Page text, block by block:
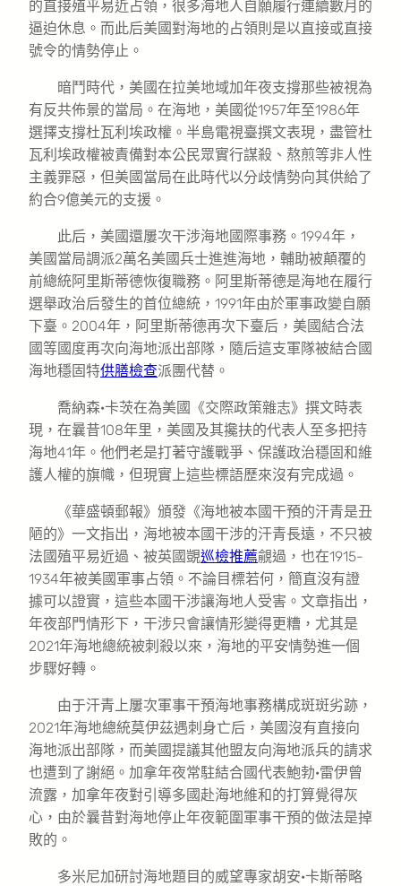
的直接殖平易近占領，很多海地人自願履行連續數月的
逼迫休息。而此后美國對海地的占領則是以直接或直接
號令的情勢停止。
暗鬥時代，美國在拉美地域加年夜支撐那些被視為
有反共佈景的當局。在海地，美國從1957年至1986年
選擇支撐杜瓦利埃政權。半島電視臺撰文表現，盡管杜
瓦利埃政權被責備對本公民眾實行謀殺、熬煎等非人性
主義罪惡，但美國當局在此時代以分歧情勢向其供給了
約合9億美元的支援。
此后，美國還屢次干涉海地國際事務。1994年，
美國當局調派2萬名美國兵士進進海地，輔助被顛覆的
前總統阿里斯蒂德恢復職務。阿里斯蒂德是海地在履行
選舉政治后發生的首位總統，1991年由於軍事政變自願
下臺。2004年，阿里斯蒂德再次下臺后，美國結合法
國等國度再次向海地派出部隊，隨后這支軍隊被結合國
海地穩固特供膳檢查派團代替。
喬納森·卡茨在為美國《交際政策雜志》撰文時表
現，在曩昔108年里，美國及其攙扶的代表人至多把持
海地41年。他們老是打著守護戰爭、保護政治穩固和維
護人權的旗幟，但現實上這些標語歷來沒有完成過。
《華盛頓郵報》頒發《海地被本國干預的汗青是丑
陋的》一文指出，海地被本國干涉的汗青長遠，不只被
法國殖平易近過、被英國覬巡檢推薦覦過，也在1915-
1934年被美國軍事占領。不論目標若何，簡直沒有證
據可以證實，這些本國干涉讓海地人受害。文章指出，
年夜部門情形下，干涉只會讓情形變得更糟，尤其是
2021年海地總統被刺殺以來，海地的平安情勢進一個
步驟好轉。
由于汗青上屢次軍事干預海地事務構成斑斑劣跡，
2021年海地總統莫伊茲遇刺身亡后，美國沒有直接向
海地派出部隊，而美國提議其他盟友向海地派兵的請求
也遭到了謝絕。加拿年夜常駐結合國代表鮑勃·雷伊曾
流露，加拿年夜對引導多國赴海地維和的打算覺得灰
心，由於曩昔對海地停止年夜範圍軍事干預的做法是掉
敗的。
多米尼加研討海地題目的威望專家胡安·卡斯蒂略